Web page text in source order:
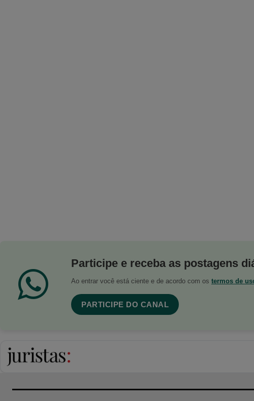
Participe e receba as postagens
Ao entrar você está ciente e de acordo com os termos de
PARTICIPE DO CANAL